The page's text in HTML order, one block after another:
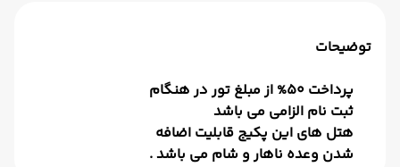
توضیحات
پرداخت 50% از مبلغ تور در هنگام
ثبت نام الزامی می باشد
هتل های این پکیج قابلیت اضافه
شدن وعده ناهار و شام می باشد .